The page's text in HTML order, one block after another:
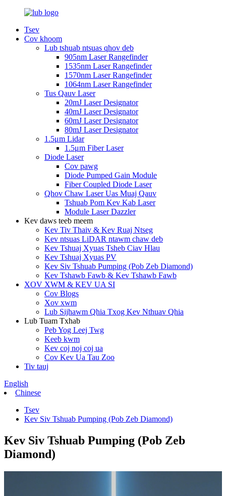
Tsev
Cov khoom
Lub tshuab ntsuas qhov deb
905nm Laser Rangefinder
1535nm Laser Rangefinder
1570nm Laser Rangefinder
1064nm Laser Rangefinder
Tus Qauv Laser
20mJ Laser Designator
40mJ Laser Designator
60mJ Laser Designator
80mJ Laser Designator
1.5μm Lidar
1.5μm Fiber Laser
Diode Laser
Cov pawg
Diode Pumped Gain Module
Fiber Coupled Diode Laser
Qhov Chaw Laser Uas Muaj Qauv
Tshuab Pom Kev Kab Laser
Module Laser Dazzler
Kev daws teeb meem
Kev Tiv Thaiv & Kev Ruaj Ntseg
Kev ntsuas LiDAR ntawm chaw deb
Kev Tshuaj Xyuas Tsheb Ciav Hlau
Kev Tshuaj Xyuas PV
Kev Siv Tshuab Pumping (Pob Zeb Diamond)
Kev Tshawb Fawb & Kev Tshawb Fawb
XOV XWM & KEV UA SI
Cov Blogs
Xov xwm
Lub Sijhawm Qhia Txog Kev Nthuav Qhia
Lub Tuam Txhab
Peb Yog Leej Twg
Keeb kwm
Kev coj noj coj ua
Cov Kev Ua Tau Zoo
Tiv tauj
English
Chinese
Tsev
Kev Siv Tshuab Pumping (Pob Zeb Diamond)
Kev Siv Tshuab Pumping (Pob Zeb
Diamond)